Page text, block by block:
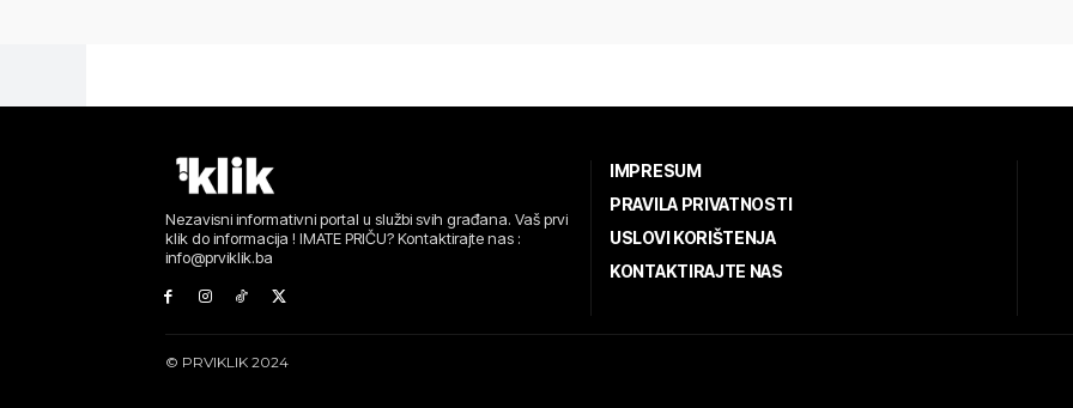
Nezavisni informativni portal u službi svih građana. Vaš prvi
klik do informacija ! IMATE PRIČU? Kontaktirajte nas :
info@prviklik.ba
IMPRESUM
PRAVILA PRIVATNOSTI
USLOVI KORIŠTENJA
KONTAKTIRAJTE NAS
© PRVIKLIK 2024